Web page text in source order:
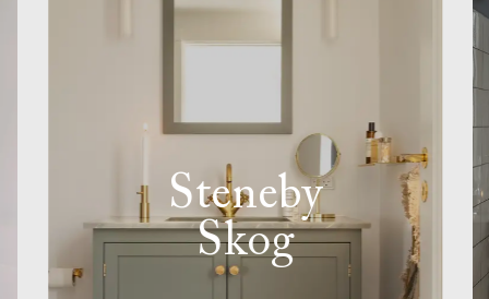
Steneby
Skog